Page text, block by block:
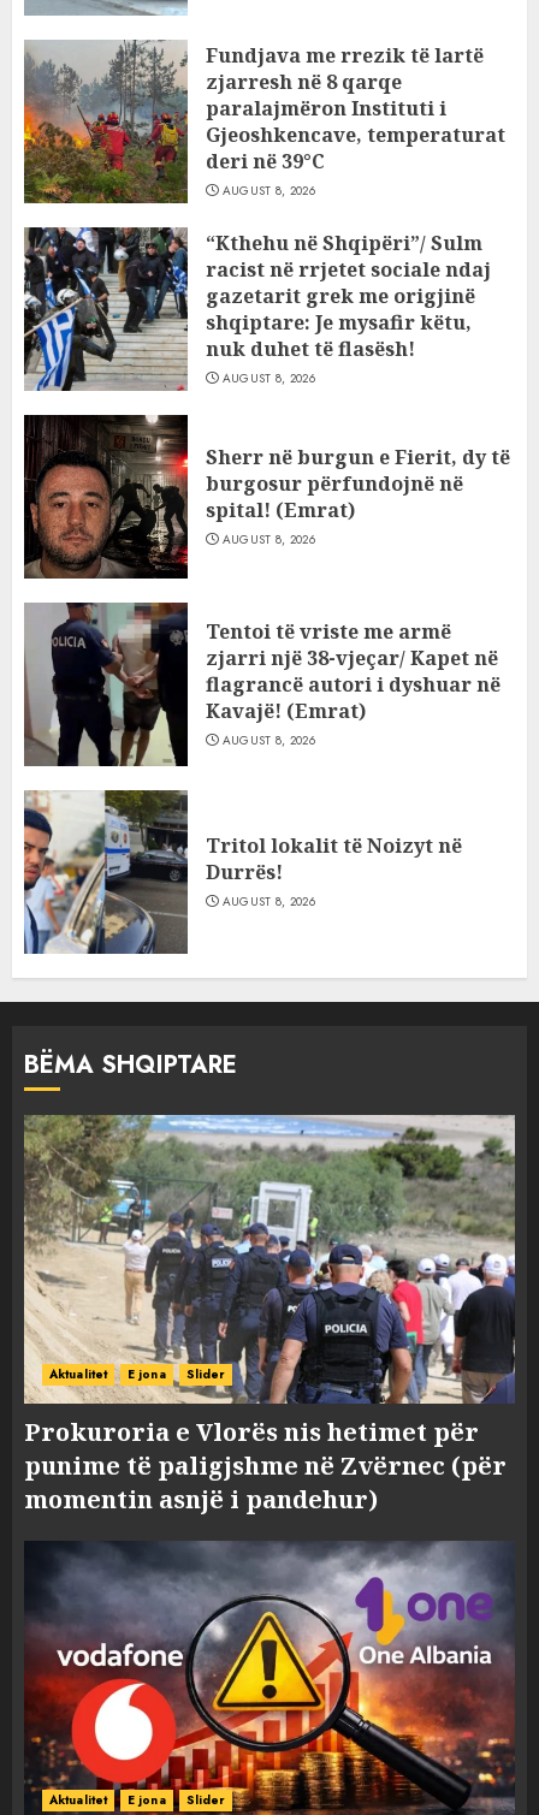
Fundjava me rrezik të lartë
zjarresh në 8 qarqe
paralajmëron Instituti i
Gjeoshkencave, temperaturat
deri në 39°C
AUGUST 8, 2026
“Kthehu në Shqipëri”/ Sulm
racist në rrjetet sociale ndaj
gazetarit grek me origjinë
shqiptare: Je mysafir këtu,
nuk duhet të flasësh!
AUGUST 8, 2026
Sherr në burgun e Fierit, dy të
burgosur përfundojnë në
spital! (Emrat)
AUGUST 8, 2026
Tentoi të vriste me armë
zjarri një 38-vjeçar/ Kapet në
flagrancë autori i dyshuar në
Kavajë! (Emrat)
AUGUST 8, 2026
Tritol lokalit të Noizyt në
Durrës!
AUGUST 8, 2026
BËMA SHQIPTARE
Aktualitet E jona Slider
Prokuroria e Vlorës nis hetimet për
punime të paligjshme në Zvërnec (për
momentin asnjë i pandehur)
Aktualitet E jona Slider